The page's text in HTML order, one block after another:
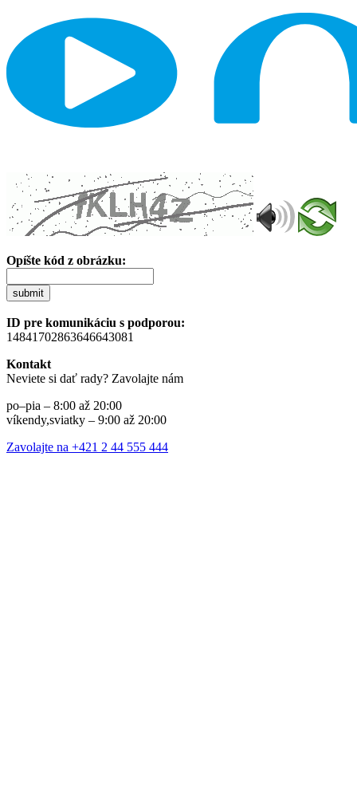
Opíšte kód z obrázku:
submit
ID pre komunikáciu s podporou:
14841702863646643081
Kontakt
Neviete si dať rady? Zavolajte nám
po–pia – 8:00 až 20:00
víkendy,sviatky – 9:00 až 20:00
Zavolajte na +421 2 44 555 444